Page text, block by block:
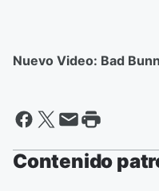
Nuevo Video: Bad
Contenido